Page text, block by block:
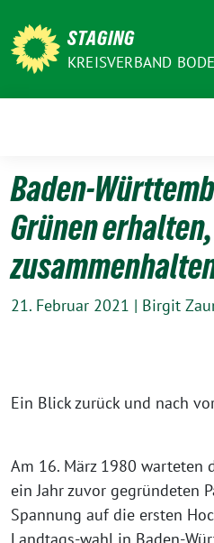
zum
Inhalt
STAGING
KREISVERBAND
Baden-
Grünen
21. Februar 2021 | Birgit
Ein Blick zurück und nach
Am 16. März 1980 war­te­ten
ein Jahr zuvor gegrün­de­ten
Spannung auf die ers­ten